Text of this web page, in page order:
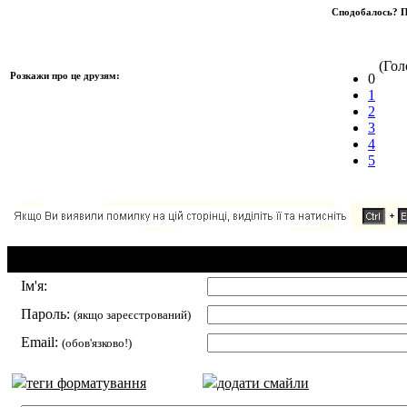
Розкажи про це друзям:
Сподобалось?
0
1
2
3
4
5
Ім'я:
Пароль: (якщо зареєстрований)
Email: (обов'язково!)
теги форматування додати смайли